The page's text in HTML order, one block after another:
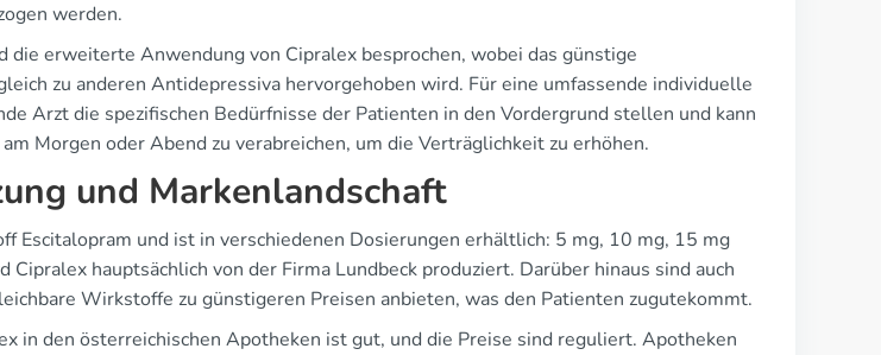
werden.
die erweiterte Anwendung von Cipralex besprochen, wobei das günstige
zu anderen Antidepressiva hervorgehoben wird. Für eine umfassende individuelle
Arzt die spezifischen Bedürfnisse der Patienten in den Vordergrund stellen und kann
Morgen oder Abend zu verabreichen, um die Verträglichkeit zu erhöhen.
und Markenlandschaft
Escitalopram und ist in verschiedenen Dosierungen erhältlich: 5 mg, 10 mg, 15 mg
Cipralex hauptsächlich von der Firma Lundbeck produziert. Darüber hinaus sind auch
Wirkstoffe zu günstigeren Preisen anbieten, was den Patienten zugutekommt.
in den österreichischen Apotheken ist gut, und die Preise sind reguliert. Apotheken